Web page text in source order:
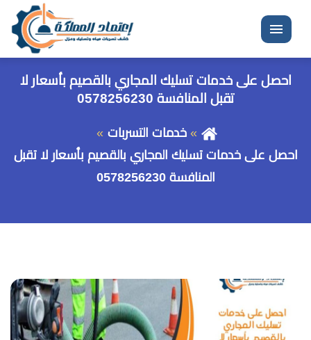
القائمة
احصل على خدمات تسليك المجاري بالقصيم بأسعار لا
تقبل المنافسة 0578256230
خدمات التسربات
احصل على خدمات تسليك المجاري بالقصيم بأسعار لا تقبل
المنافسة 0578256230